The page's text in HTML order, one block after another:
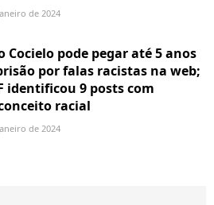
de 2024
Cocielo pode pegar até 5 anos
por falas racistas na web;
identificou 9 posts com
racial
de 2024